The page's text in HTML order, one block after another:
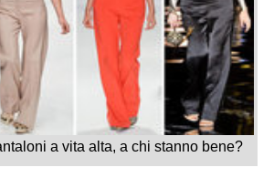
a vita alta, a chi stanno bene?